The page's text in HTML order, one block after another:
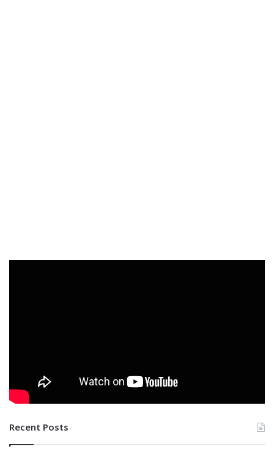
Recent Posts